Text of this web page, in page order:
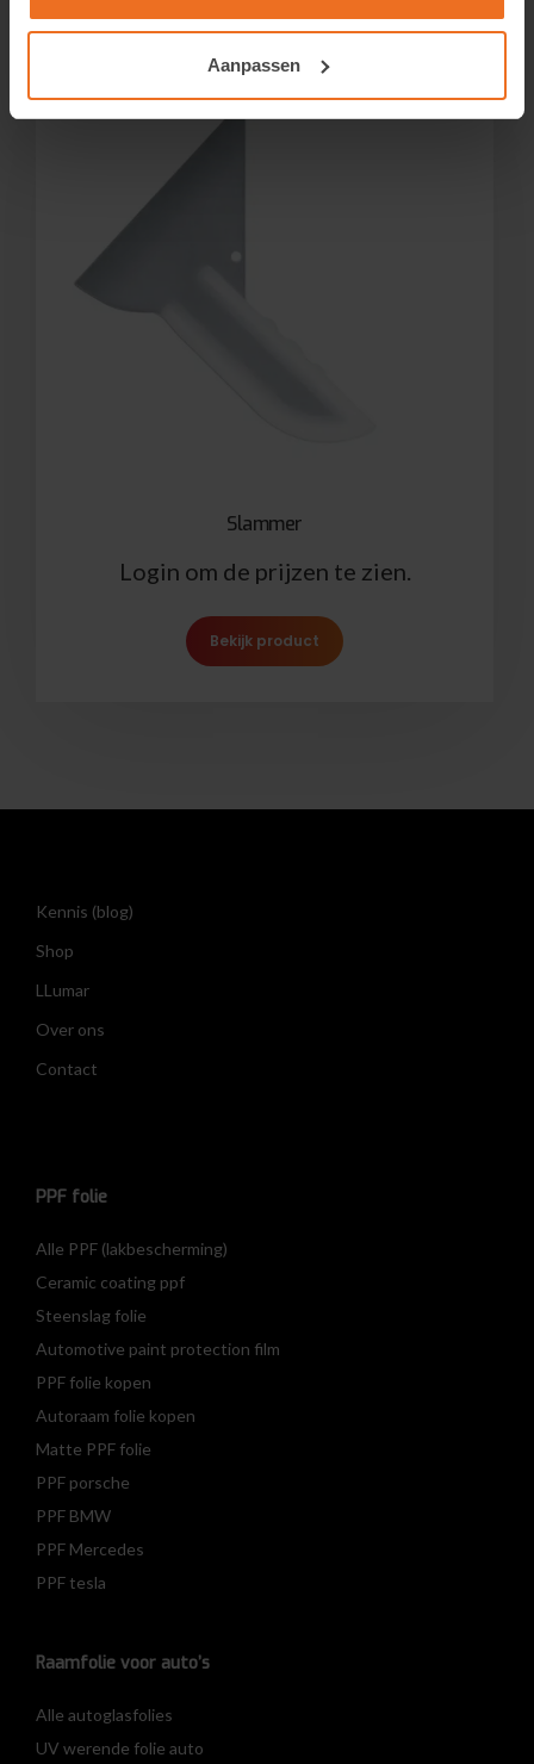
Aanpassen
Slammer
Login om de prijzen te zien.
Bekijk product
Kennis (blog)
Shop
LLumar
Over ons
Contact
PPF folie
Alle PPF (lakbescherming)
Ceramic coating ppf
Steenslag folie
Automotive paint protection film
PPF folie kopen
Autoraam folie kopen
Matte PPF folie
PPF porsche
PPF BMW
PPF Mercedes
PPF tesla
Raamfolie voor auto’s
Alle autoglasfolies
UV werende folie auto